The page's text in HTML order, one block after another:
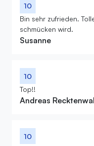
10
Bin sehr zufrieden.
schmücken wird.
Susanne
10
Top!!
Andreas
10